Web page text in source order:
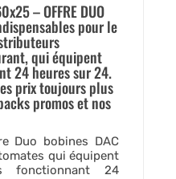
– OFFRE DUO
pour le
qui équipent
24 heures sur 24.
prix toujours plus
promos et nos
Duo bobines DAC
qui équipent
fonctionnant 24